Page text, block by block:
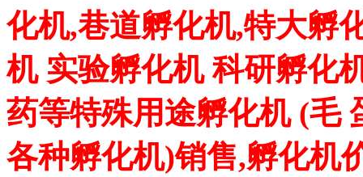
化机,巷道孵化机,特大孵
机 实验孵化机 科研孵化
药等特殊用途孵化机 (毛
各种孵化机)销售,孵化机